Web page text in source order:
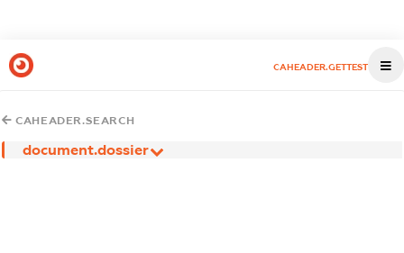
CAHEADER.GETTEST
CAHEADER.SEARCH
document.dossier